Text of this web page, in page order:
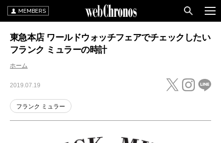
MEMBERS
東急本店 ワールドウォッチフェアでチェックしたい
フランク ミュラーの時計
ホーム
2019.07.19
フランク ミュラー